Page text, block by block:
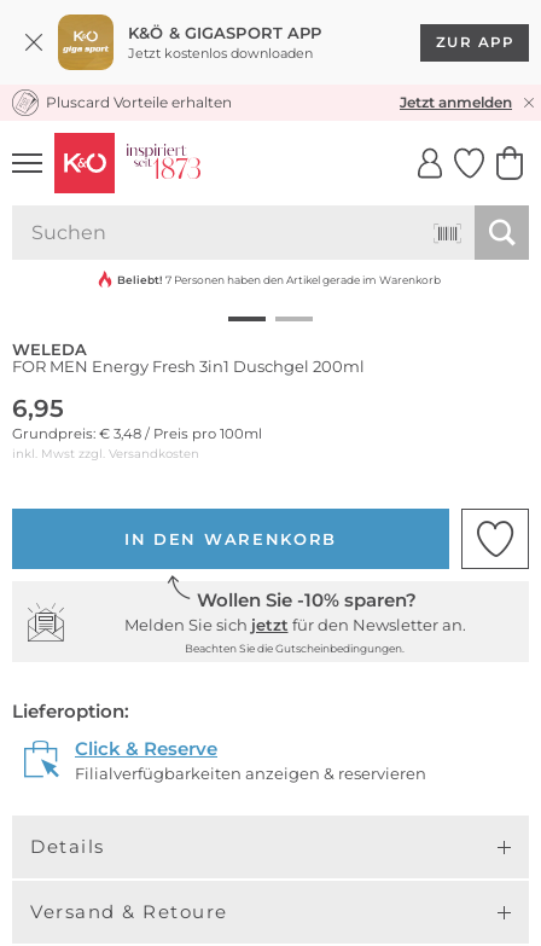
K&Ö & GIGASPORT APP
Jetzt kostenlos downloaden
ZUR APP
KOSTENLOSER VERSAND* & RÜCKVERSAND
Pluscard Vorteile erhalten Jetzt anmelden
UNSERE APP
CLICK &
Nachhaltig
Beliebt! 7 Personen haben den Artikel gerade im Warenkorb
WELEDA
FOR MEN Energy Fresh 3in1 Duschgel 200ml
6,95
Grundpreis: € 3,48 / Preis pro 100ml
inkl. Mwst zzgl. Versandkosten
IN DEN WARENKORB
Wollen Sie -10% sparen?
Melden Sie sich jetzt für den Newsletter an.
Beachten Sie die Gutscheinbedingungen.
Lieferoption:
Click & Reserve
Filialverfügbarkeiten anzeigen & reservieren
Details
Versand & Retoure